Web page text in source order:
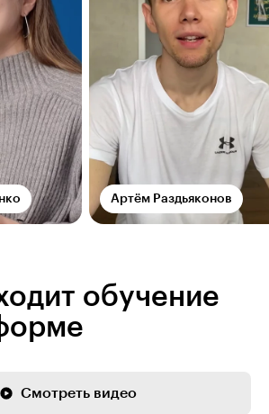
Артём Раздьяконов
обучение
Смотреть видео